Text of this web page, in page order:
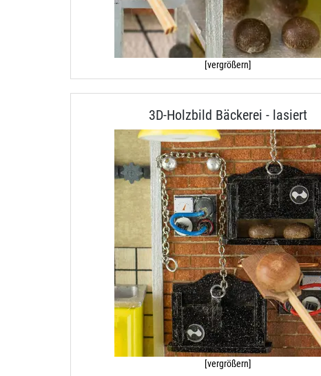
[vergrößern]
3D-Holzbild Bäckerei - lasiert
[vergrößern]